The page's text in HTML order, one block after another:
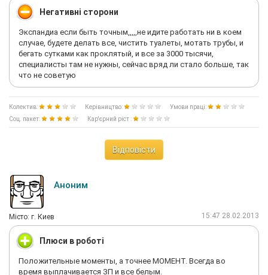
Негативні сторони
Экспандиа если быть точным,,,,,не идите работать ни в коем
случае, будете делать все, чистить туалеты, мотать трубы, и
бегать сутками как проклятый, и все за 3000 тысячи,
специалисты там не нужны, сейчас вряд ли стало больше, так
что не советую
Колектив: Керівництво:
Умови праці:
Соц. пакет:
Кар'єрний ріст :
Відповісти
Аноним
Мiсто: г. Киев 15:47 28.02.2013
Плюси в роботі
Положительные моменты, а точнее МОМЕНТ. Всегда во
время выплачивается ЗП и все белым.